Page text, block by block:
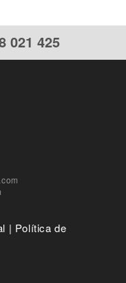
021 425
| Política de